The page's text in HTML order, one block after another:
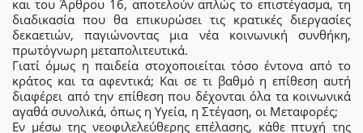
και του Άρθρου 16, αποτελούν απλώς το επιστέγασμα, τη
διαδικασία που θα επικυρώσει τις κρατικές διεργασίες
δεκαετιών, παγιώνοντας μια νέα κοινωνική συνθήκη,
πρωτόγνωρη μεταπολιτευτικά.
Γιατί όμως η παιδεία στοχοποιείται τόσο έντονα από το
κράτος και τα αφεντικά; Και σε τι βαθμό η επίθεση αυτή
διαφέρει από την επίθεση που δέχονται όλα τα κοινωνικά
αγαθά συνολικά, όπως η Υγεία, η Στέγαση, οι Μεταφορές;
Εν μέσω της νεοφιλελεύθερης επέλασης, κάθε πτυχή της